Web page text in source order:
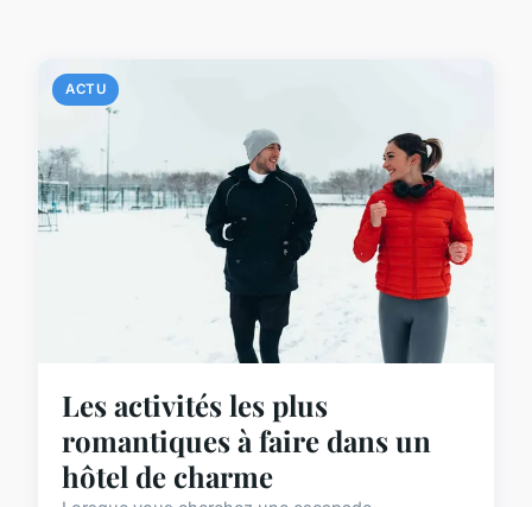
ACTU
Les activités les plus
romantiques à faire dans un
hôtel de charme